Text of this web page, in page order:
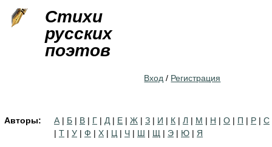
Стихи
русских
поэтов
Вход / Регистрация
Авторы: А | Б | В | Г | Д | Е | Ж | З | И | К | Л | М | Н | О | П | Р | С
| Т | У | Ф | Х | Ц | Ч | Ш | Щ | Э | Ю | Я